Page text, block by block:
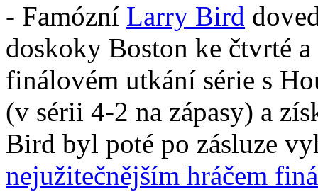
- Famózní Larry Bird
doskoky Boston ke čtvrté
finálovém utkání série s
(v sérii 4-2 na zápasy) a
Bird byl poté po zásluze
nejužitečnějším hráčem